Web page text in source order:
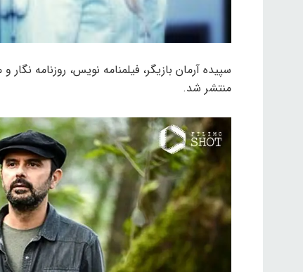
منتشر شد.